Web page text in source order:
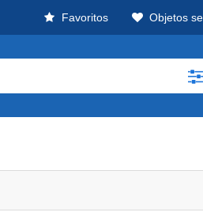
Favoritos Objetos